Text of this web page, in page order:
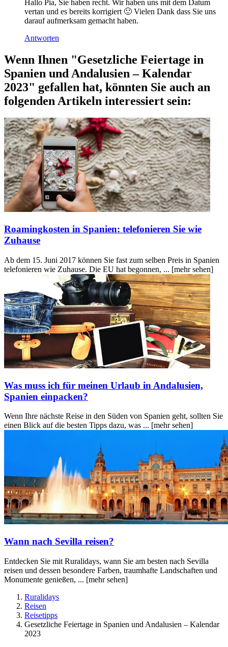
Hallo Pia, Sie haben recht. Wir haben uns mit dem Datum
vertan und es bereits korrigiert 🙂 Vielen Dank dass Sie uns
darauf aufmerksam gemacht haben.
Antworten
Wenn Ihnen "Gesetzliche Feiertage in
Spanien und Andalusien – Kalendar
2023" gefallen hat, könnten Sie auch an
folgenden Artikeln interessiert sein:
Roamingkosten in Spanien: telefonieren Sie wie
Zuhause
Ab dem 15. Juni 2017 können Sie fast zum selben Preis in Spanien
telefonieren wie Zuhause. Die EU hat begonnen, ... [mehr sehen]
Was muss ich für meinen Urlaub in Andalusien,
Spanien einpacken?
Wenn Ihre nächste Reise in den Süden von Spanien geht, sollten Sie
einen Blick auf die besten Tipps dazu, was ... [mehr sehen]
Wann nach Sevilla reisen?
Entdecken Sie mit Ruralidays, wann Sie am besten nach Sevilla
reisen und dessen besondere Farben, traumhafte Landschaften und
Monumente genießen, ... [mehr sehen]
Ruralidays
Reisen
Reisetipps
Gesetzliche Feiertage in Spanien und Andalusien – Kalendar
2023